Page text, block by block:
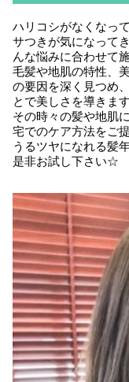
ハリコシがなくなっ
サつきが気になって
んな悩みに合わせて
毛髪や地肌の特性、
の要因を深く見つめ
とで美しさを導きます
その時々の髪や地肌
宅でのケア方法をご
うるツヤになれる髪
是非お試し下さい☆